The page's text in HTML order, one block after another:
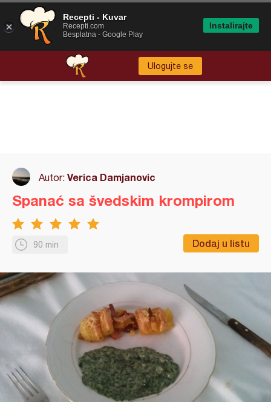
Ulogujte se
Autor: Verica Damjanovic
90 min Dodaj u listu
Spanać sa švedskim krompirom
Recepti - Kuvar
Recepti.com
Besplatna - Google Play
Instalirajte